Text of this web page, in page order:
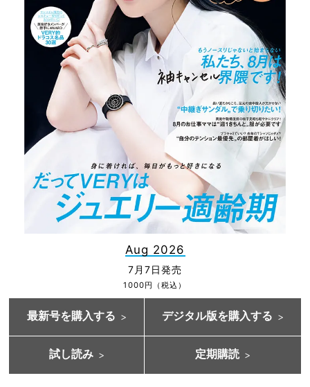
Aug 2026
7月7日発売
1000円（税込）
最新号を購入する デジタル版を購入する
試し読み 定期購読